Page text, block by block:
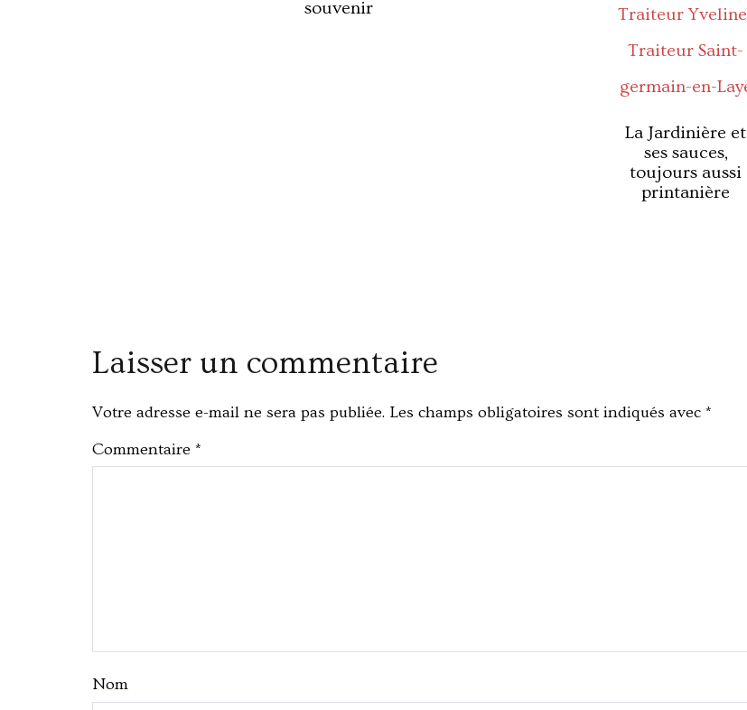
souvenir
La Jardinière et
ses sauces,
toujours aussi
printanière
Laisser un commentaire
Votre adresse e-mail ne sera pas publiée. Les champs obligatoires sont indiqués avec *
Commentaire *
Nom